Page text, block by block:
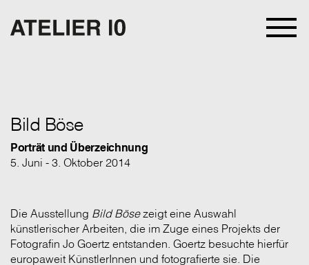
Bild Böse
Porträt und Überzeichnung
5. Juni - 3. Oktober 2014
Die Ausstellung Bild Bösezeigt eine Auswahl
künstlerischer Arbeiten, die im Zuge eines Projekts der
Fotografin Jo Goertz entstanden. Goertz besuchte hierfür
europaweit KünstlerInnen und fotografierte sie. Die